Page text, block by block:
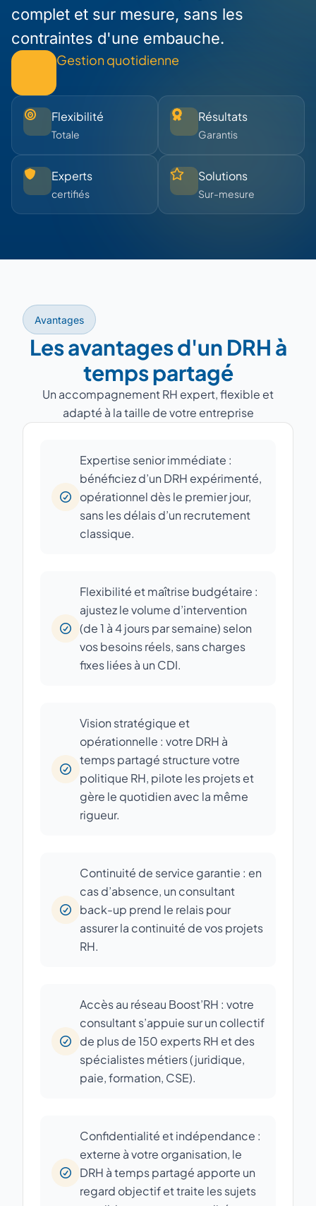
complet et sur mesure, sans les
contraintes d'une embauche.
Gestion quotidienne
Flexibilité
Totale
Résultats
Garantis
Experts
certifiés
Solutions
Sur-mesure
Avantages
Les avantages d'un DRH à
temps partagé
Un accompagnement RH expert, flexible et
adapté à la taille de votre entreprise
Expertise senior immédiate :
bénéficiez d’un DRH expérimenté,
opérationnel dès le premier jour,
sans les délais d’un recrutement
classique.
Flexibilité et maîtrise budgétaire :
ajustez le volume d’intervention
(de 1 à 4 jours par semaine) selon
vos besoins réels, sans charges
fixes liées à un CDI.
Vision stratégique et
opérationnelle : votre DRH à
temps partagé structure votre
politique RH, pilote les projets et
gère le quotidien avec la même
rigueur.
Continuité de service garantie : en
cas d’absence, un consultant
back-up prend le relais pour
assurer la continuité de vos projets
RH.
Accès au réseau Boost’RH : votre
consultant s’appuie sur un collectif
de plus de 150 experts RH et des
spécialistes métiers (juridique,
paie, formation, CSE).
Confidentialité et indépendance :
externe à votre organisation, le
DRH à temps partagé apporte un
regard objectif et traite les sujets